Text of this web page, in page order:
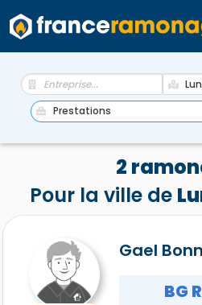
2
Pour la ville de
Gael
BG